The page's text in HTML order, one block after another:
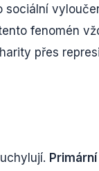
sociální
fenomén
přes
Primární